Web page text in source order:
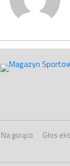
Na gorąco Głos